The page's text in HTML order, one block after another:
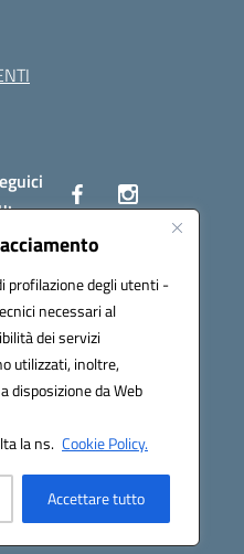
profilazione degli utenti -
necessari al
dei servizi
utilizzati, inoltre,
da Web
la ns. Cookie Policy.
Accettare tutto